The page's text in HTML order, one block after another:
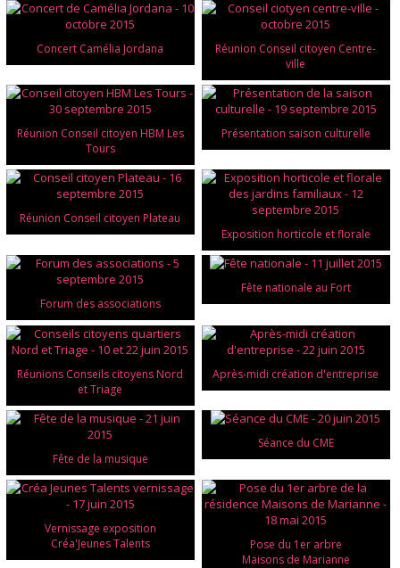
Concert Camélia Jordana
Réunion Conseil citoyen Centre-
ville
Réunion Conseil citoyen HBM Les
Tours
Présentation saison culturelle
Réunion Conseil citoyen Plateau
Exposition horticole et florale
Forum des associations
Fête nationale au Fort
Réunions Conseils citoyens Nord
et Triage
Après-midi création d'entreprise
Fête de la musique
Séance du CME
Vernissage exposition
Créa'Jeunes Talents
Pose du 1er arbre
Maisons de Marianne